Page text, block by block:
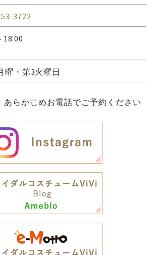
3722
18:00
曜・第3火曜日
らかじめお電話でご予約ください